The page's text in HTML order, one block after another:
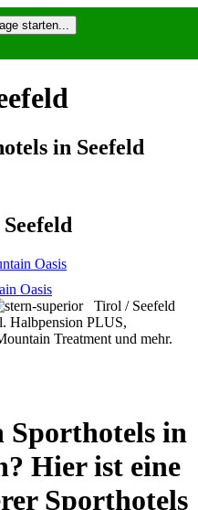
in Seefeld
Oasis
Tirol / Seefeld
Halbpension PLUS,
Treatment und mehr.
Sporthotels in
Hier ist eine
Sporthotels